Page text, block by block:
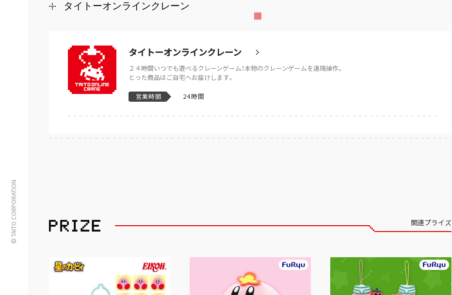
© TAITO CORPORATION
タイトーオンラインクレーン
タイトーオンラインクレーン
２４時間いつでも遊べるクレーンゲーム！本物のクレーンゲームを遠隔操作。
とった商品はご自宅へお届けします。
営業時間 24時間
関連プライズ